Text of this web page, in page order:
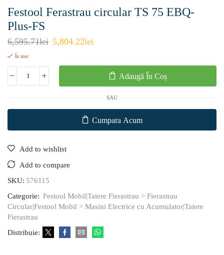
Festool Ferastrau circular TS 75 EBQ-
Plus-FS
6,595.71lei 5,804.22lei
În stoc
Adaugă În Coș
SAU
Cumpara Acum
Add to wishlist
Add to compare
SKU: 576115
Categorie: Festool Mobil|Taiere Fierastrau > Fierastrau
Circular|Festool Mobil > Masini Electrice cu Acumulator|Taiere
Fierastrau
Distribuie: